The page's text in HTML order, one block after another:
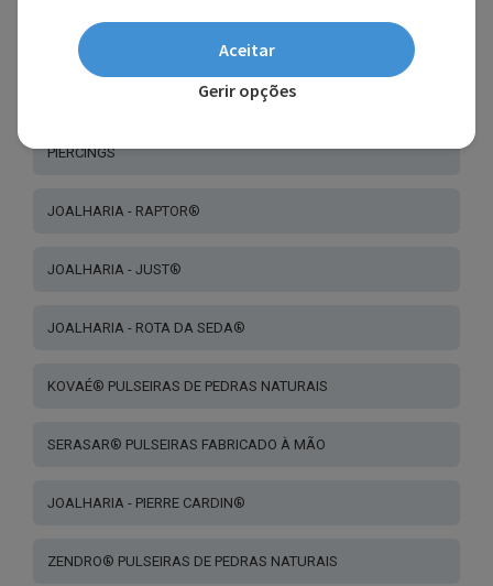
JOALHARIA - CHRYSALIS®
PIERCINGS
JOALHARIA - RAPTOR®
JOALHARIA - JUST®
JOALHARIA - ROTA DA SEDA®
KOVAÉ® PULSEIRAS DE PEDRAS NATURAIS
SERASAR® PULSEIRAS FABRICADO À MÃO
JOALHARIA - PIERRE CARDIN®
ZENDRO® PULSEIRAS DE PEDRAS NATURAIS
Aceitar
Gerir opções